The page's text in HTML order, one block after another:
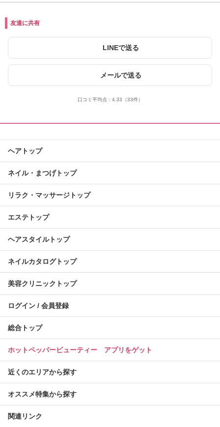
友達に共有
LINEで送る
メールで送る
口コミ平均点： 4.33 （33件）
ヘアトップ
ネイル・まつげトップ
リラク・マッサージトップ
エステトップ
ヘアスタイルトップ
ネイルカタログトップ
美容クリニックトップ
ログイン / 会員登録
総合トップ
ホットペッパービューティー アプリをゲット
近くのエリアから探す
オススメ特集から探す
関連リンク